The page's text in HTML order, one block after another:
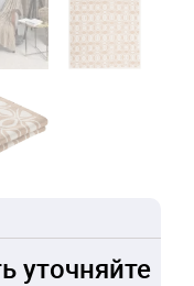
уточняйте